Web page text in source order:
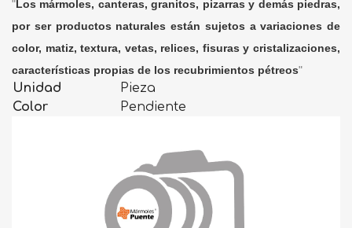
"Los mármoles, canteras, granitos, pizarras y demás piedras,
por ser productos naturales están sujetos a variaciones de
color, matiz, textura, vetas, relices, fisuras y cristalizaciones,
características propias de los recubrimientos pétreos"
Unidad
Pieza
Color
Pendiente